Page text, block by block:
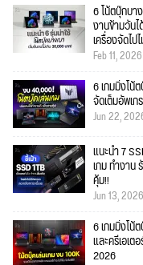
6 โน้ตบุ๊กบา
งานข้ามวัน
เครื่องจัดไ
Feb 11, 2026
6 เกมมิ่งโน้
จัดเต็มอัพเก
Jun 22,
แนะนำ 7
เกม ทำงาน
คุ้ม!!
Jun 13, 2026
6 เกมมิ่งโน้
และครีเอเ
2026